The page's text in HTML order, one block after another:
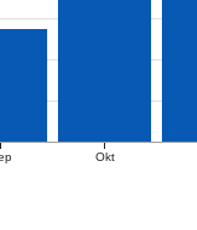
Okt